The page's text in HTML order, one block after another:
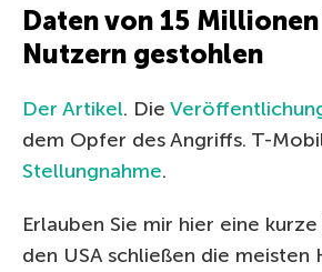
Daten von 15
Nutzern gestohlen
Der Artikel. Die
dem Opfer des Angriffs. T-
Stellungnahme.
Erlauben Sie mir hier eine
den USA schließen die meisten